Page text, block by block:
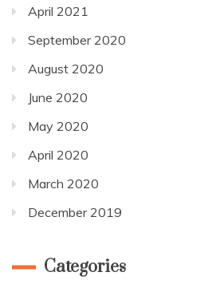
April 2021
September 2020
August 2020
June 2020
May 2020
April 2020
March 2020
December 2019
Categories